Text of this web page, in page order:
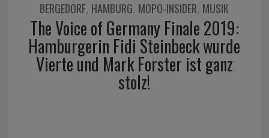
BERGEDORF, HAMBURG, MOPO-INSIDER, MUSIK
The Voice of Germany Finale 2019:
Hamburgerin Fidi Steinbeck wurde
Vierte und Mark Forster ist ganz
stolz!